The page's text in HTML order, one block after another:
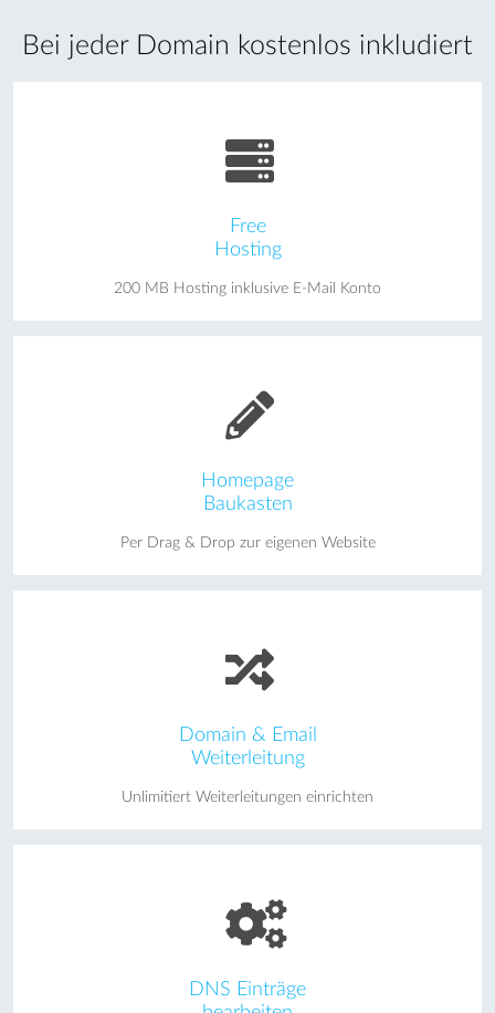
Bei jeder Domain kostenlos inkludiert
Free
Hosting
200 MB Hosting inklusive E-Mail Konto
Homepage
Baukasten
Per Drag & Drop zur eigenen Website
Domain & Email
Weiterleitung
Unlimitiert Weiterleitungen einrichten
DNS Einträge